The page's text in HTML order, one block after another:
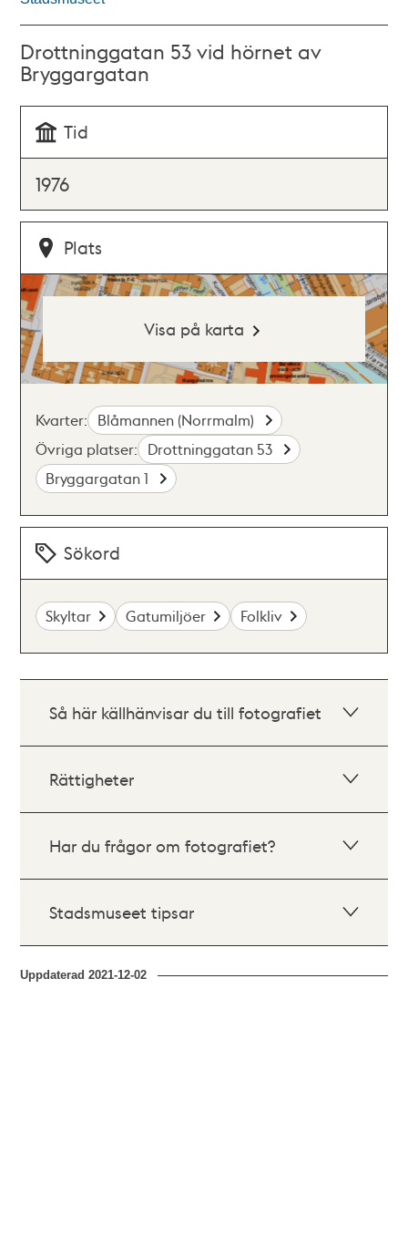
Drottninggatan 53 vid hörnet av
Bryggargatan
Tid
1976
Plats
Visa på karta
Kvarter: Blåmannen (Norrmalm)
Övriga platser: Drottninggatan 53
Bryggargatan 1
Sökord
Skyltar Gatumiljöer Folkliv
Så här källhänvisar du till fotografiet
Rättigheter
Har du frågor om fotografiet?
Stadsmuseet tipsar
Uppdaterad2021-12-02